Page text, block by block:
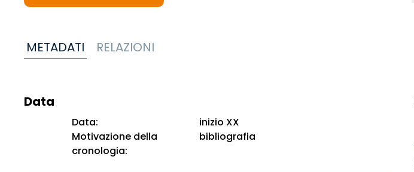
METADATI RELAZIONI
Data
Data:
inizio XX
Motivazione della
cronologia:
bibliografia